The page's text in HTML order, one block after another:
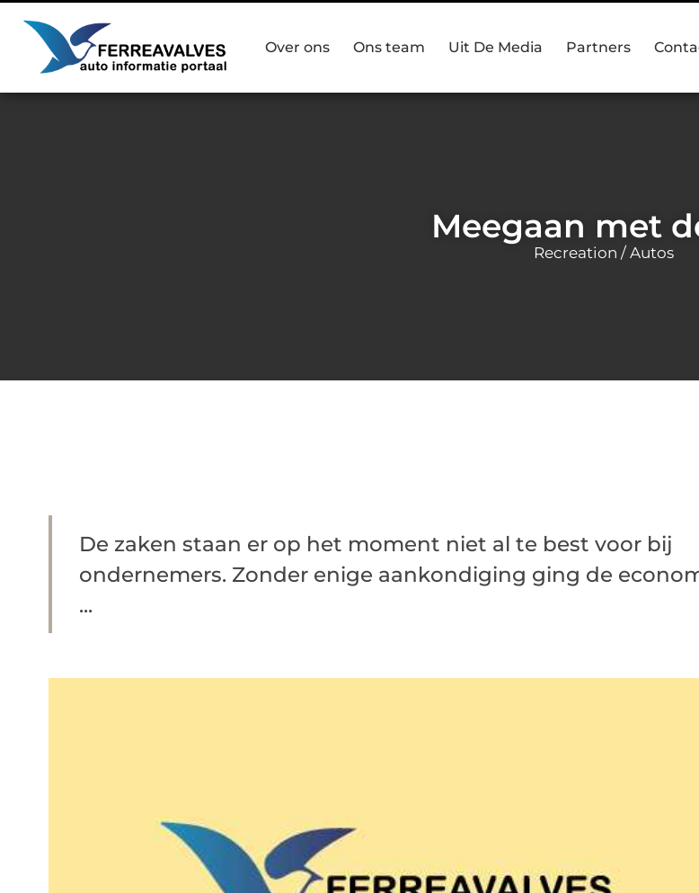
Over ons Ons team Uit De Media Partners
Meegaan met
Recreation / Autos
De zaken staan er op het moment niet al te best voor bij
ondernemers. Zonder enige aankondiging ging de
...